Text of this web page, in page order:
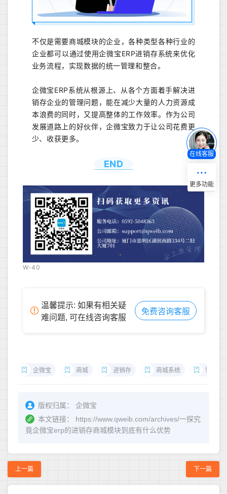
不仅是需要商城模块的企业，各种类型各种行业的
企业都可以通过使用企微宝ERP进销存系统来优化
业务流程，实现数据的统一管理和整合。
企微宝ERP系统从根源上、从各个方面着手解决进
销存企业的管理问题，能在减少大量的人力资源成
本浪费的同时，又提高整体的工作效率。作为公司
发展道路上的好伙伴，企微宝致力于让公司花费更
少、收获更多。
END
W-40
温馨提示: 如果有相关疑
难问题, 可在线咨询客服
免费咨询客服
企微宝 商城 进销存 商城系统 智能化
版权归属：
企微宝
本文链接：
https://www.qweib.com/archives/一探究
竟企微宝erp的进销存商城模块到底有什么优势
上一篇 下一篇
在线客服